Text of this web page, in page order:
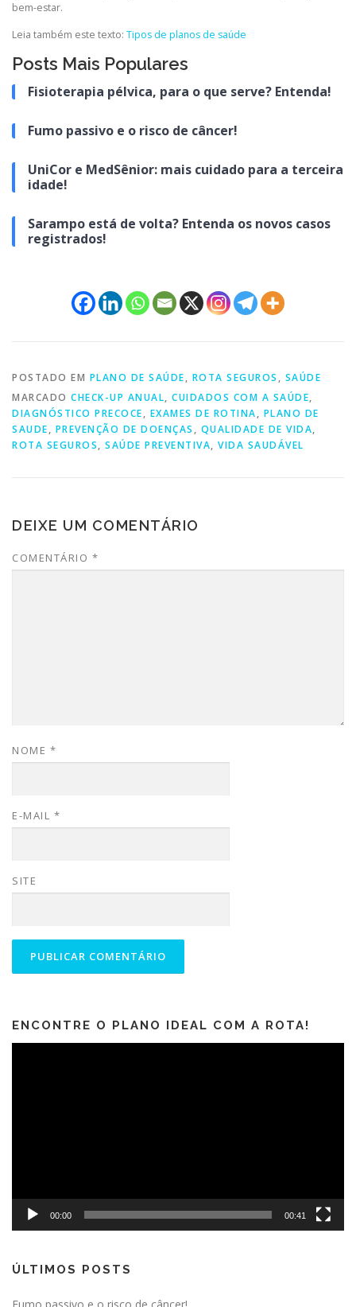
bem-estar.
Leia também este texto: Tipos de planos de saúde
Posts Mais Populares
Fisioterapia pélvica, para o que serve? Entenda!
Fumo passivo e o risco de câncer!
UniCor e MedSênior: mais cuidado para a terceira
idade!
Sarampo está de volta? Entenda os novos casos
registrados!
POSTADO EM PLANO DE SAÚDE, ROTA SEGUROS , SAÚDE
MARCADO CHECK-UP ANUAL, CUIDADOS COM A SAÚDE,
DIAGNÓSTICO PRECOCE, EXAMES DE ROTINA, PLANO DE
SAUDE, PREVENÇÃO DE DOENÇAS , QUALIDADE DE VIDA,
ROTA SEGUROS, SAÚDE PREVENTIVA, VIDA SAUDÁVEL
DEIXE UM COMENTÁRIO
COMENTÁRIO *
NOME *
E-MAIL *
SITE
ENCONTRE O PLANO IDEAL COM A ROTA!
00:00 00:41
ÚLTIMOS POSTS
Fumo passivo e o risco de câncer!